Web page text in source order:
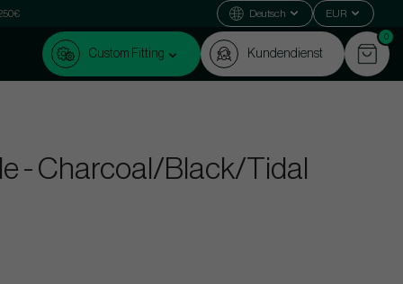
Deutsch EUR
Custom Fitting Kundendienst
0
- Charcoal/Black/Tidal